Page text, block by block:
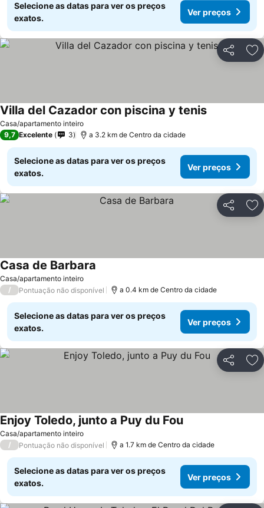
Selecione as datas para ver os preços
exatos.
Ver preços
Partilhar
Casa/apartamento inteiro
Villa del Cazador con piscina y tenis
9,7 Excelente 3 a 3.2 km de Centro da cidade
Selecione as datas para ver os preços
exatos.
Ver preços
Partilhar
Casa/apartamento inteiro
Casa de Barbara
/ Pontuação não disponível a 0.4 km de Centro da cidade
Selecione as datas para ver os preços
exatos.
Ver preços
Partilhar
Casa/apartamento inteiro
Enjoy Toledo, junto a Puy du Fou
/ Pontuação não disponível a 1.7 km de Centro da cidade
Selecione as datas para ver os preços
exatos.
Ver preços